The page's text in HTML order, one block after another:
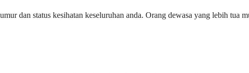
dan status kesihatan keseluruhan anda. Orang dewasa yang lebih